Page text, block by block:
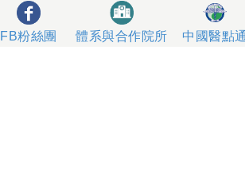
FB粉絲團 體系與合作院所 中國醫點
404327 台中市北區育德路2號